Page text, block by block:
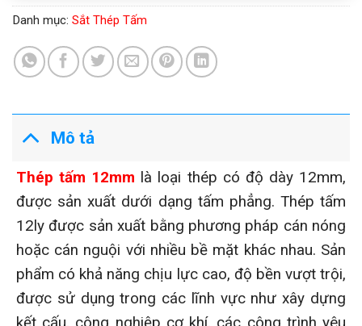
Danh mục: Sắt Thép Tấm
Mô tả
Thép tấm 12mm là loại thép có độ dày 12mm,
được sản xuất dưới dạng tấm phẳng. Thép tấm
12ly được sản xuất bằng phương pháp cán nóng
hoặc cán nguội với nhiều bề mặt khác nhau. Sản
phẩm có khả năng chịu lực cao, độ bền vượt trội,
được sử dụng trong các lĩnh vực như xây dựng